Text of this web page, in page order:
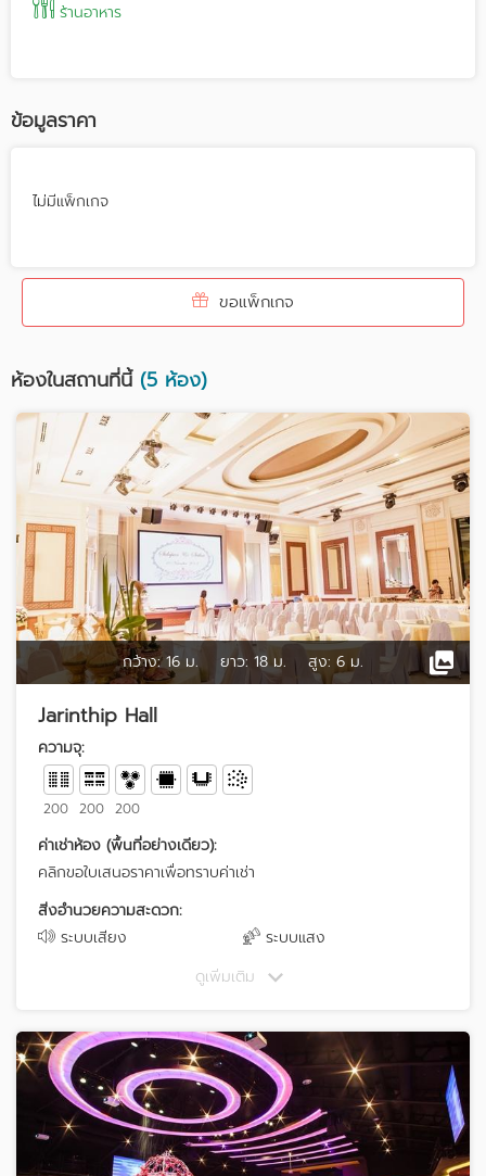
ร้านอาหาร
ข้อมูลราคา
ไม่มีแพ็กเกจ
ขอแพ็กเกจ
ห้องในสถานที่นี้(5 ห้อง)
กว้าง: 16 ม. ยาว: 18 ม. สูง: 6 ม.
Jarinthip Hall
ความจุ:
200 200 200
ค่าเช่าห้อง (พื้นที่อย่างเดียว):
คลิกขอใบเสนอราคาเพื่อทราบค่าเช่า
สิ่งอำนวยความสะดวก:
ระบบเสียง
ระบบแสง
ดูเพิ่มเติม